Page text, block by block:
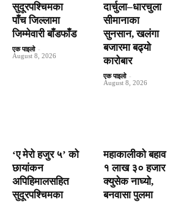
सुदूरपश्चिमका
पाँच जिल्लामा
जिम्मेवारी बाँडफाँड
एक पाइलो -
August 8, 2026
दार्चुला–धारचुला
सीमानाका
सुनसान, खलंगा
बजारमा बढ्यो
कारोबार
एक पाइलो -
August 8, 2026
‘ए मेरो हजुर ५’ को
छायांकन
अपिहिमालसहित
सुदूरपश्चिमका
महाकालीको बहाव
१ लाख ३० हजार
क्युसेक नाघ्यो,
बनवासा पुलमा